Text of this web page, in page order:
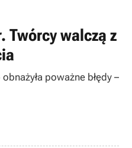
Twórcy walczą z
poważne błędy –